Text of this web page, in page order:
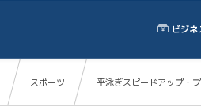
ビジネ
スポーツ 平泳ぎスピードアップ・